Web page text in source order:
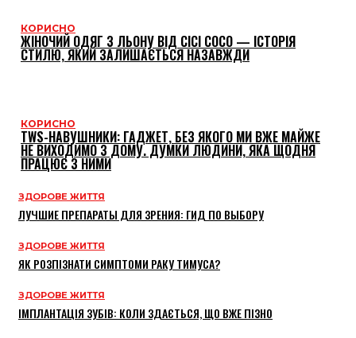
КОРИСНО
ЖІНОЧИЙ ОДЯГ З ЛЬОНУ ВІД CICI COCO — ІСТОРІЯ
СТИЛЮ, ЯКИЙ ЗАЛИШАЄТЬСЯ НАЗАВЖДИ
КОРИСНО
TWS-НАВУШНИКИ: ГАДЖЕТ, БЕЗ ЯКОГО МИ ВЖЕ МАЙЖЕ
НЕ ВИХОДИМО З ДОМУ. ДУМКИ ЛЮДИНИ, ЯКА ЩОДНЯ
ПРАЦЮЄ З НИМИ
ЗДОРОВЕ ЖИТТЯ
ЛУЧШИЕ ПРЕПАРАТЫ ДЛЯ ЗРЕНИЯ: ГИД ПО ВЫБОРУ
ЗДОРОВЕ ЖИТТЯ
ЯК РОЗПІЗНАТИ СИМПТОМИ РАКУ ТИМУСА?
ЗДОРОВЕ ЖИТТЯ
ІМПЛАНТАЦІЯ ЗУБІВ: КОЛИ ЗДАЄТЬСЯ, ЩО ВЖЕ ПІЗНО